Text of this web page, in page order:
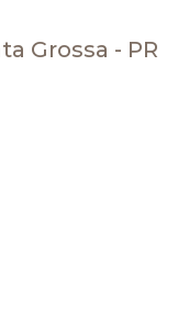
Grossa - PR